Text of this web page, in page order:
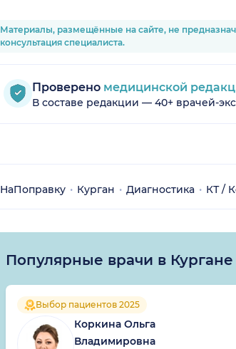
Материалы, размещённые на сайте, не
консультация специалиста.
Проверено медицинской
В составе редакции — 40+ врачей-
НаПоправку Курган Диагностика КТ /
Популярные врачи в Кургане
Выбор пациентов 2025
Коркина Ольга
Владимировна